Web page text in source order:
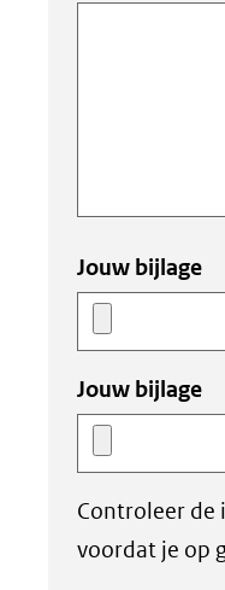
Jouw bijlage
Jouw bijlage
Controleer de
voordat je op